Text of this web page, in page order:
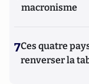
macronisme
7Ces quatre
renverser la